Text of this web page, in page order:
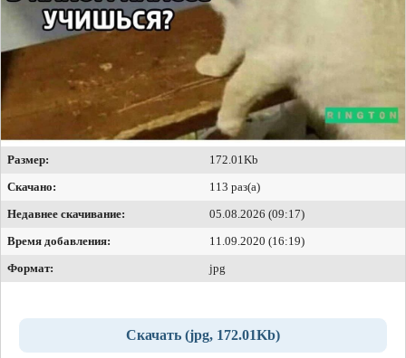
Размер:
172.01Kb
Скачано:
113 раз(а)
Недавнее скачивание:
05.08.2026 (09:17)
Время добавления:
11.09.2020 (16:19)
Формат:
jpg
Скачать (jpg, 172.01Kb)